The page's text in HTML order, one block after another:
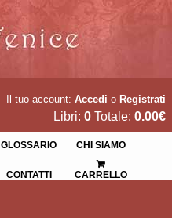
Il tuo account: Accedi o Registrati
Libri: 0 Totale: 0.00€
GLOSSARIO CHI SIAMO
CONTATTI CARRELLO